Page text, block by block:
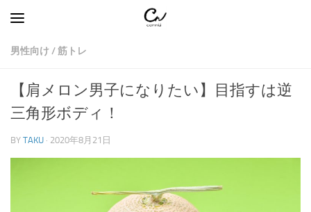
コンテンツへスキップ
男性向け/筋トレ
【肩メロン男子になりたい】目指すは逆
三角形ボディ！
BY TAKU · 2020年8月21日